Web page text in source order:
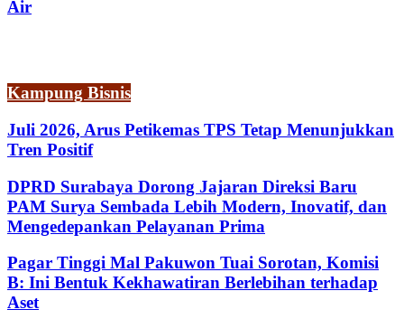
Air
Kampung Bisnis
Juli 2026, Arus Petikemas TPS Tetap Menunjukkan
Tren Positif
DPRD Surabaya Dorong Jajaran Direksi Baru
PAM Surya Sembada Lebih Modern, Inovatif, dan
Mengedepankan Pelayanan Prima
Pagar Tinggi Mal Pakuwon Tuai Sorotan, Komisi
B: Ini Bentuk Kekhawatiran Berlebihan terhadap
Aset